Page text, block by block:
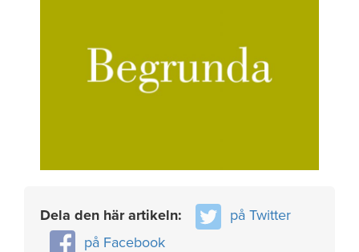
Dela den här artikeln:
på Twitter
på Facebook